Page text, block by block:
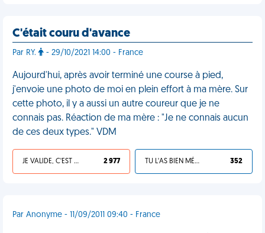
C'était couru d'avance
Par RY. - 29/10/2021 14:00 - France
Aujourd'hui, après avoir terminé une course à pied,
j'envoie une photo de moi en plein effort à ma mère. Sur
cette photo, il y a aussi un autre coureur que je ne
connais pas. Réaction de ma mère : "Je ne connais aucun
de ces deux types." VDM
JE VALIDE, C'EST UNE VDM 2 977 TU L'AS BIEN MÉRITÉ 352
Par Anonyme - 11/09/2011 09:40 - France